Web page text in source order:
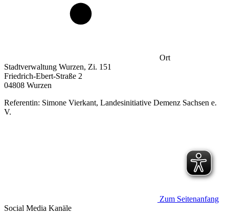
Ort
Stadtverwaltung Wurzen, Zi. 151
Friedrich-Ebert-Straße 2
04808 Wurzen
Referentin: Simone Vierkant, Landesinitiative Demenz Sachsen e.
V.
Zum Seitenanfang
Social Media Kanäle